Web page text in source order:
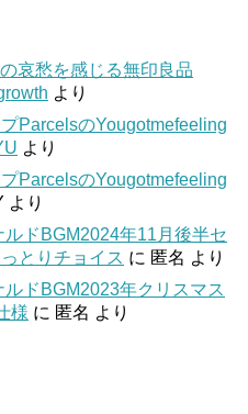
哀愁を感じる無印良品
より
ParcelsのYougotmefeeling
より
ParcelsのYougotmefeeling
より
ドBGM2024年11月後半セ
とりチョイス に 匿名 より
ドBGM2023年クリスマス
様 に 匿名 より